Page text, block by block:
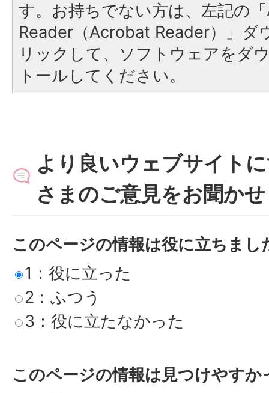
す。お持ちでない方は、左記の
Reader（Acrobat Reader）」ダ
リックして、ソフトウェアをダ
トールしてください。
より良いウェブサイト
さまのご意見をお聞か
このページの情報は役に立ちまし
1：役に立った
2：ふつう
3：役に立たなかった
このページの情報は見つけやすか